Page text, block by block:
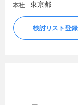
本社 東京都
検討リスト登録